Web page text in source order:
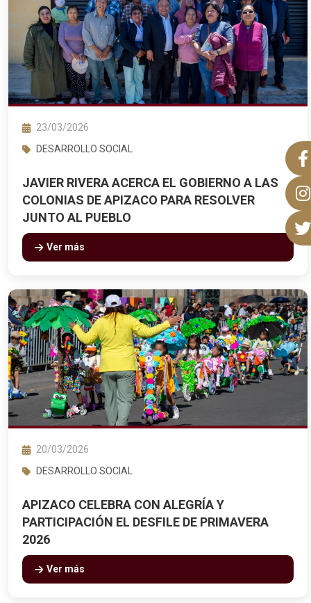
23/03/2026
DESARROLLO SOCIAL
JAVIER RIVERA ACERCA EL GOBIERNO A LAS
COLONIAS DE APIZACO PARA RESOLVER
JUNTO AL PUEBLO
Ver más
20/03/2026
DESARROLLO SOCIAL
APIZACO CELEBRA CON ALEGRÍA Y
PARTICIPACIÓN EL DESFILE DE PRIMAVERA
2026
Ver más